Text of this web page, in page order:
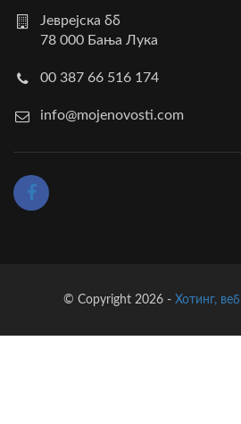
Јеврејска бб
78 000 Бања Лука
00 387 66 516 174
info@mojenovosti.com
© Copyright 2026 - Хотинг,